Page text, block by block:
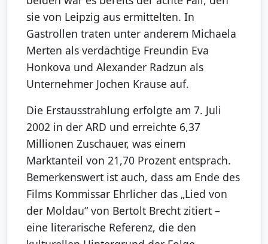
sie von Leipzig aus ermittelten. In
Gastrollen traten unter anderem Michaela
Merten als verdächtige Freundin Eva
Honkova und Alexander Radzun als
Unternehmer Jochen Krause auf.
Die Erstausstrahlung erfolgte am 7. Juli
2002 in der ARD und erreichte 6,37
Millionen Zuschauer, was einem
Marktanteil von 21,70 Prozent entsprach.
Bemerkenswert ist auch, dass am Ende des
Films Kommissar Ehrlicher das „Lied von
der Moldau“ von Bertolt Brecht zitiert –
eine literarische Referenz, die den